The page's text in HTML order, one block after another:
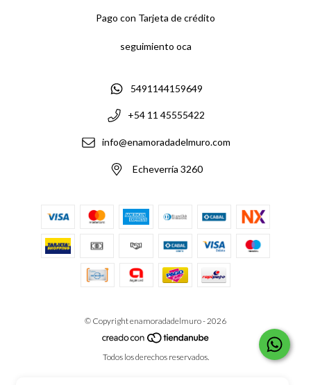
Pago con Tarjeta de crédito
seguimiento oca
5491144159649
+54 11 45555422
info@enamoradadelmuro.com
Echeverría 3260
© Copyright enamoradadelmuro - 2026
Todos los derechos reservados.